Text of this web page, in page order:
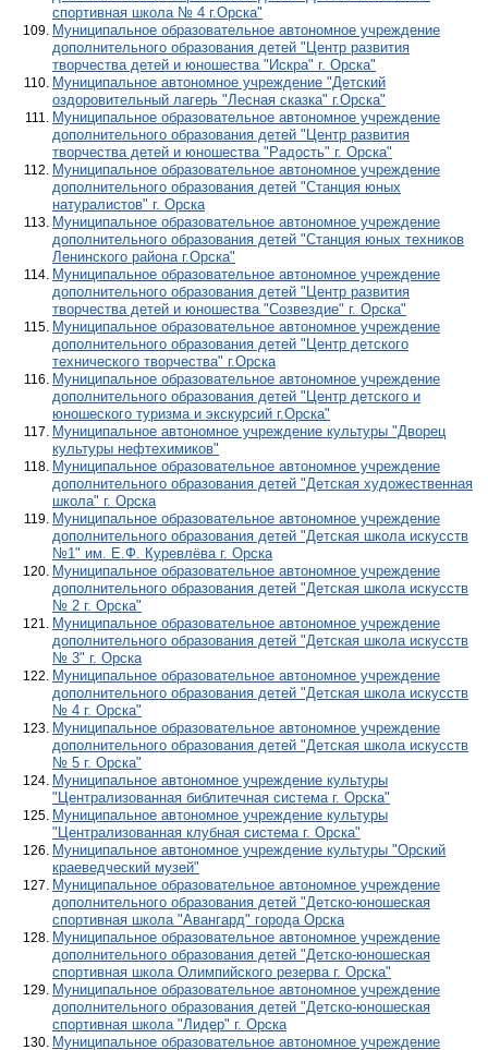
спортивная школа № 4 г.Орска"
Муниципальное образовательное автономное учреждение
дополнительного образования детей "Центр развития
творчества детей и юношества "Искра" г. Орска"
Муниципальное автономное учреждение "Детский
оздоровительный лагерь "Лесная сказка" г.Орска"
Муниципальное образовательное автономное учреждение
дополнительного образования детей "Центр развития
творчества детей и юношества "Радость" г. Орска"
Муниципальное образовательное автономное учреждение
дополнительного образования детей "Станция юных
натуралистов" г. Орска
Муниципальное образовательное автономное учреждение
дополнительного образования детей "Станция юных техников
Ленинского района г.Орска"
Муниципальное образовательное автономное учреждение
дополнительного образования детей "Центр развития
творчества детей и юношества "Созвездие" г. Орска"
Муниципальное образовательное автономное учреждение
дополнительного образования детей "Центр детского
технического творчества" г.Орска
Муниципальное образовательное автономное учреждение
дополнительного образования детей "Центр детского и
юношеского туризма и экскурсий г.Орска"
Муниципальное автономное учреждение культуры "Дворец
культуры нефтехимиков"
Муниципальное образовательное автономное учреждение
дополнительного образования детей "Детская художественная
школа" г. Орска
Муниципальное образовательное автономное учреждение
дополнительного образования детей "Детская школа искусств
№1" им. Е.Ф. Куревлёва г. Орска
Муниципальное образовательное автономное учреждение
дополнительного образования детей "Детская школа искусств
№ 2 г. Орска"
Муниципальное образовательное автономное учреждение
дополнительного образования детей "Детская школа искусств
№ 3" г. Орска
Муниципальное образовательное автономное учреждение
дополнительного образования детей "Детская школа искусств
№ 4 г. Орска"
Муниципальное образовательное автономное учреждение
дополнительного образования детей "Детская школа искусств
№ 5 г. Орска"
Муниципальное автономное учреждение культуры
"Централизованная библитечная система г. Орска"
Муниципальное автономное учреждение культуры
"Централизованная клубная система г. Орска"
Муниципальное автономное учреждение культуры "Орский
краеведческий музей"
Муниципальное образовательное автономное учреждение
дополнительного образования детей "Детско-юношеская
спортивная школа "Авангард" города Орска
Муниципальное образовательное автономное учреждение
дополнительного образования детей "Детско-юношеская
спортивная школа Олимпийского резерва г. Орска"
Муниципальное образовательное автономное учреждение
дополнительного образования детей "Детско-юношеская
спортивная школа "Лидер" г. Орска
Муниципальное образовательное автономное учреждение